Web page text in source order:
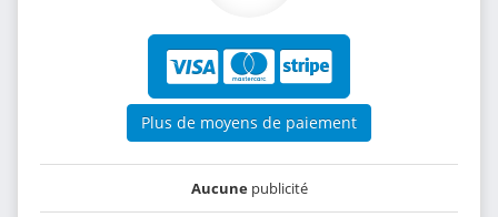
Plus de moyens de paiement
Aucunepublicité